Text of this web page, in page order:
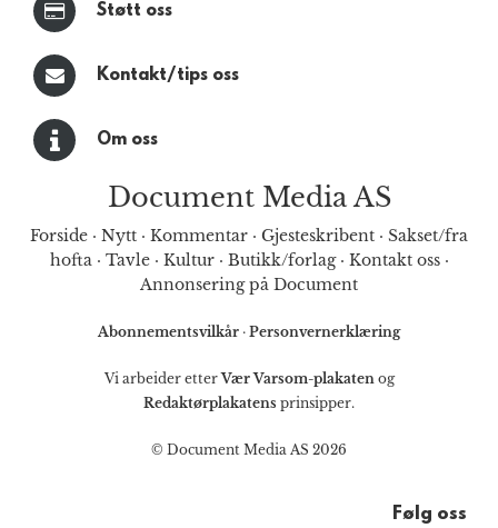
Støtt oss
Kontakt/tips oss
Om oss
Document Media AS
Forside · Nytt · Kommentar · Gjesteskribent · Sakset/fra
hofta· Tavle· Kultur· Butikk/forlag· Kontakt oss·
Annonsering på Document
Abonnementsvilkår · Personvernerklæring
Vi arbeider etterVær Varsom-plakatenog
Redaktørplakatens prinsipper.
© Document Media AS 2026
Følg oss